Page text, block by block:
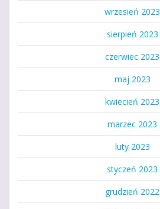
wrzesień 2023
sierpień 2023
czerwiec 2023
maj 2023
kwiecień 2023
marzec 2023
luty 2023
styczeń 2023
grudzień 2022